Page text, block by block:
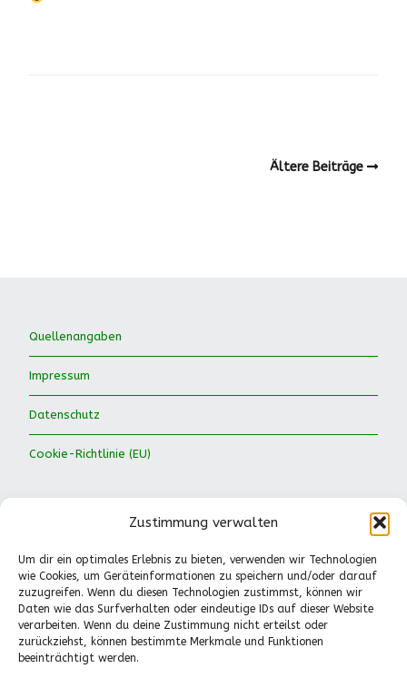
Zustimmung verwalten
Um dir ein optimales Erlebnis zu bieten, verwenden wir Technologien
wie Cookies, um Geräteinformationen zu speichern und/oder darauf
zuzugreifen. Wenn du diesen Technologien zustimmst, können wir
Daten wie das Surfverhalten oder eindeutige IDs auf dieser Website
verarbeiten. Wenn du deine Zustimmung nicht erteilst oder
zurückziehst, können bestimmte Merkmale und Funktionen
beeinträchtigt werden.
Ältere Beiträge
Quellenangaben
Impressum
Datenschutz
Cookie-Richtlinie (EU)
Waldkinder Ismaning e.V.
Dorfstraße 66
85737 Ismaning
Tel.: 089-41611244